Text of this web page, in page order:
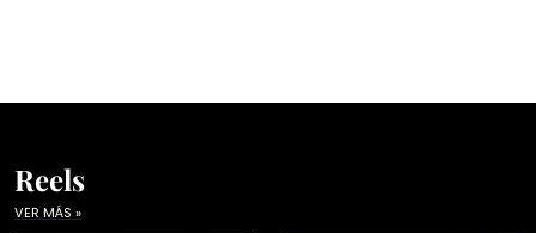
Reels
VER MÁS »